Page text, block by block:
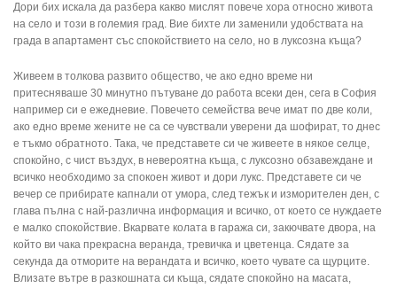
Дори бих искала да разбера какво мислят повече хора относно живота
на село и този в големия град. Вие бихте ли заменили удобствата на
града в апартамент със спокойствието на село, но в луксозна къща?
Живеем в толкова развито общество, че ако едно време ни
притесняваше 30 минутно пътуване до работа всеки ден, сега в София
например си е ежедневие. Повечето семейства вече имат по две коли,
ако едно време жените не са се чувствали уверени да шофират, то днес
е тъкмо обратното. Така, че представете си че живеете в някое селце,
спокойно, с чист въздух, в невероятна къща, с луксозно обзавеждане и
всичко необходимо за спокоен живот и дори лукс. Представете си че
вечер се прибирате капнали от умора, след тежък и изморителен ден, с
глава пълна с най-различна информация и всичко, от което се нуждаете
е малко спокойствие. Вкарвате колата в гаража си, закючвате двора, на
който ви чака прекрасна веранда, тревичка и цветенца. Сядате за
секунда да отморите на верандата и всичко, което чувате са щурците.
Влизате вътре в разкошната си къща, сядате спокойно на масата,